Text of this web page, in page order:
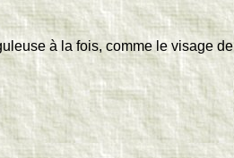
à la fois, comme le visage